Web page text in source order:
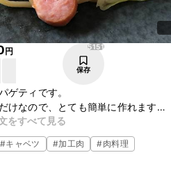
円 5151
保存
ゲティです。
けなので、とても簡単に作れます
もよく、コクが出てより美味しくな
をすべて見る
#キャベツ #加工肉 #肉料理